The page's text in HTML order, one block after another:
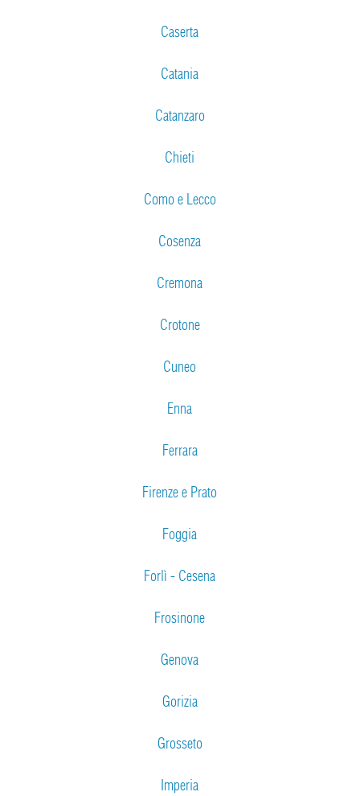
Caserta
Catania
Catanzaro
Chieti
Como e Lecco
Cosenza
Cremona
Crotone
Cuneo
Enna
Ferrara
Firenze e Prato
Foggia
Forlì - Cesena
Frosinone
Genova
Gorizia
Grosseto
Imperia